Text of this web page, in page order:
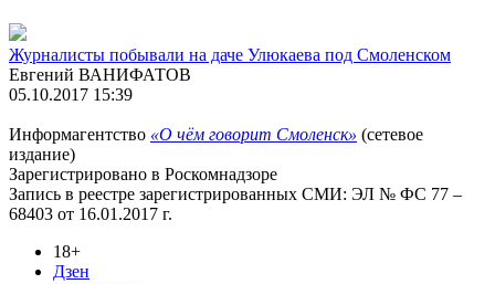
Журналисты побывали на даче Улюкаева под Смоленском
Евгений ВАНИФАТОВ
05.10.2017 15:39
Информагентство «О чём говорит Смоленск» (сетевое
издание)
Зарегистрировано в Роскомнадзоре
Запись в реестре зарегистрированных СМИ: ЭЛ № ФС 77 –
68403 от 16.01.2017 г.
18+
Дзен